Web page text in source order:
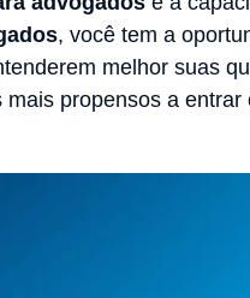
, você tem a
melhor suas
propensos a